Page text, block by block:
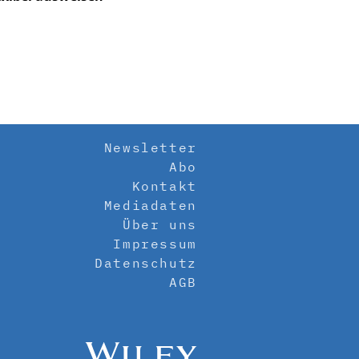
Newsletter
Abo
Kontakt
Mediadaten
Über uns
Impressum
Datenschutz
AGB